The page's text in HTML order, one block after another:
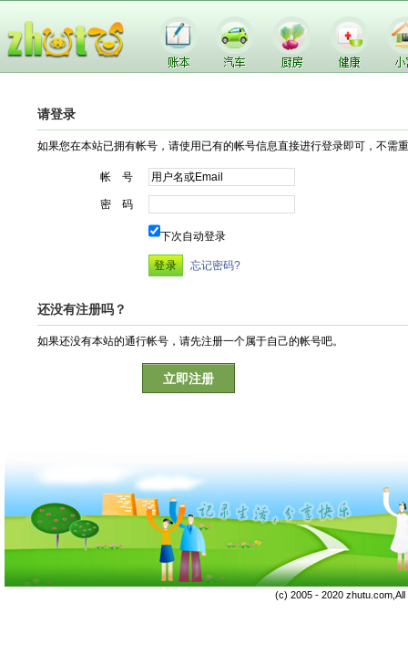
请登录
如果您在本站已拥有帐号，请使用已有的帐号信息直接进行登录即可，不需
帐 号
密 码
下次自动登录
忘记密码?
还没有注册吗？
如果还没有本站的通行帐号，请先注册一个属于自己的帐号吧。
立即注册
(c) 2005 - 2020